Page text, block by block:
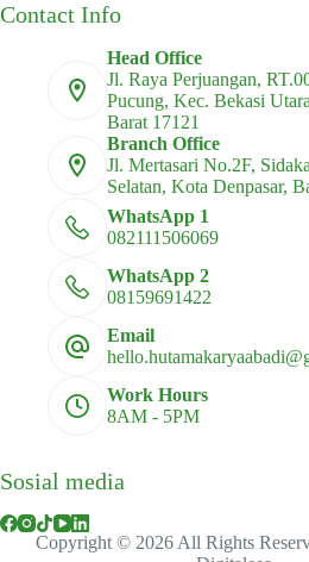
Contact Info
Head Office
Jl. Raya Perjuangan,
Pucung, Kec. Bekasi
Barat 17121
Branch Office
Jl. Mertasari No.2F,
Selatan, Kota Denpasar,
WhatsApp 1
082111506069
WhatsApp 2
08159691422
Email
Work Hours
8AM - 5PM
Sosial media
Copyright © 2026 All Rights